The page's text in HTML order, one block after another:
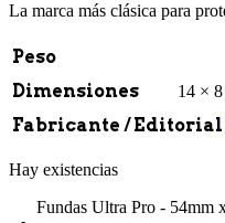
La marca más clásica para
Peso
Dimensiones 14 ×
Fabricante / Editorial
Hay existencias
Fundas Ultra Pro - 54mm